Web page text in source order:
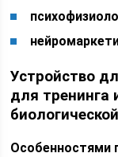
Устройство
для тренинга
Особенностями